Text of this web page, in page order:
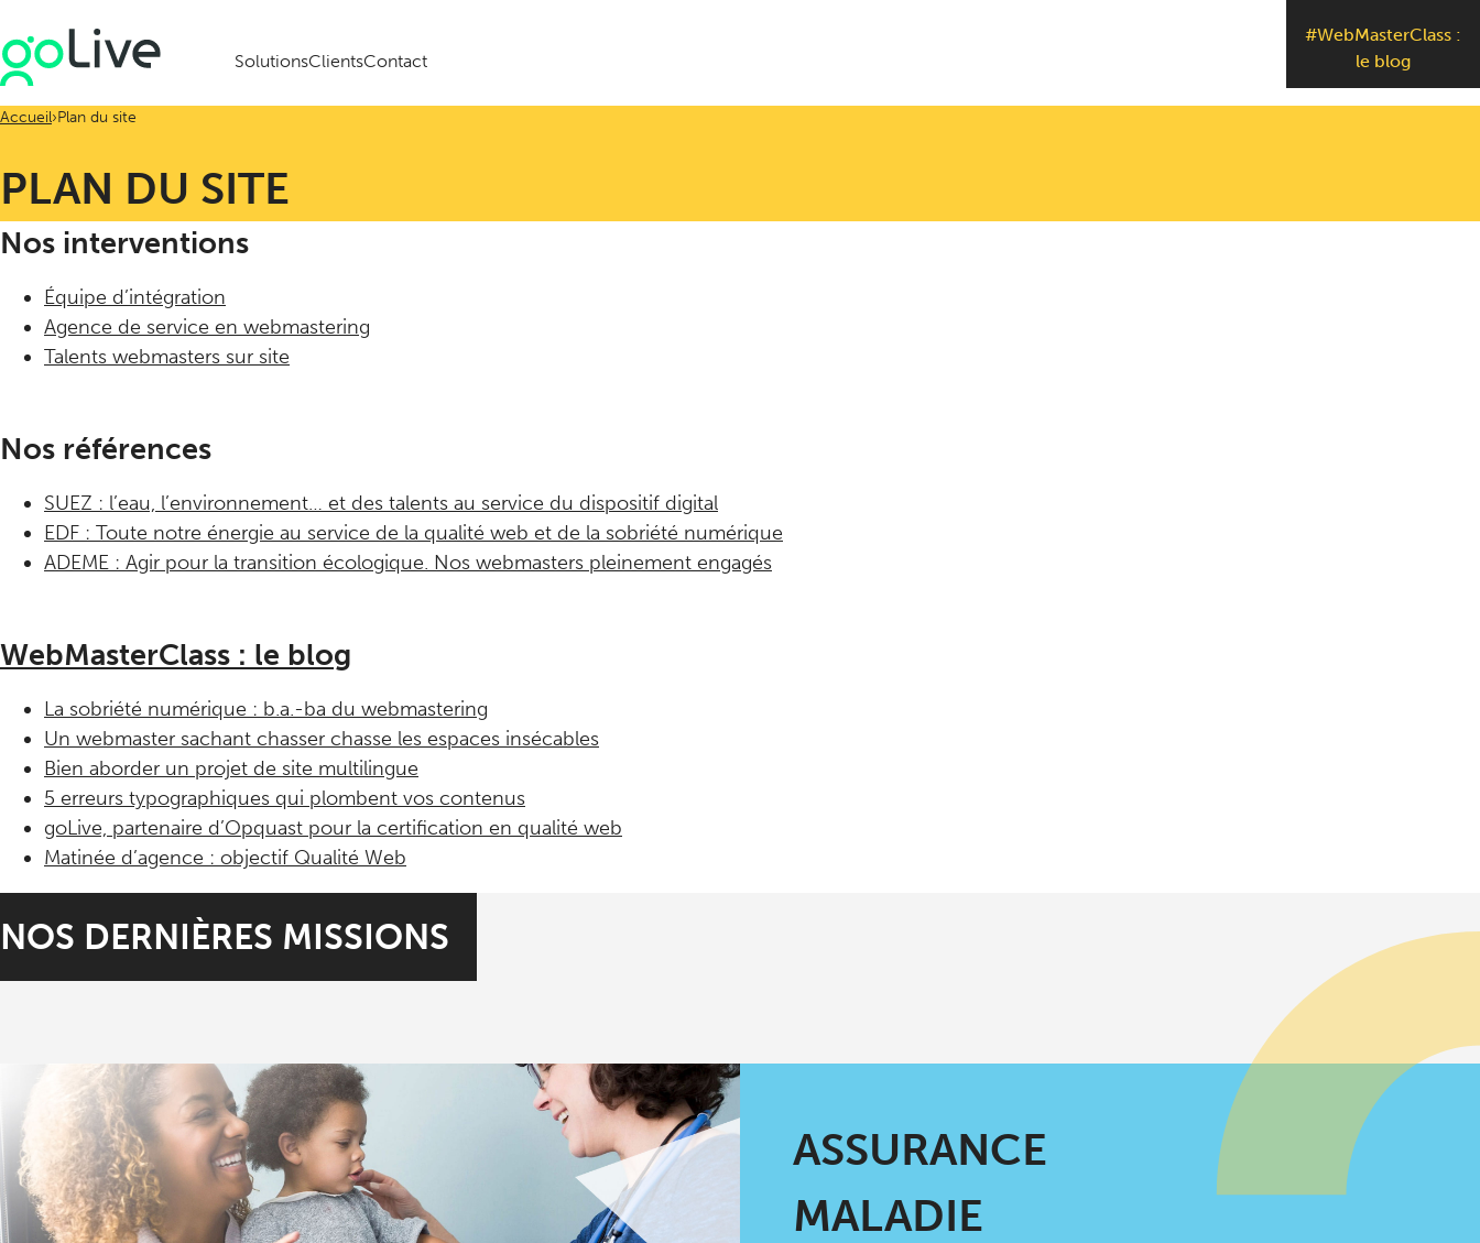
SolutionsClientsContact
#WebMasterClass :
le blog
Accueil Plan du site
PLAN DU SITE
Nos interventions
Équipe d’intégration
Agence de service en webmastering
Talents webmasters sur site
Nos références
SUEZ : l’eau, l’environnement… et des talents au service du dispositif digital
EDF : Toute notre énergie au service de la qualité web et de la sobriété numérique
ADEME : Agir pour la transition écologique. Nos webmasters pleinement engagés
WebMasterClass : le blog
La sobriété numérique : b.a.-ba du webmastering
Un webmaster sachant chasser chasse les espaces insécables
Bien aborder un projet de site multilingue
5 erreurs typographiques qui plombent vos contenus
goLive, partenaire d’Opquast pour la certification en qualité web
Matinée d’agence : objectif Qualité Web
NOS DERNIÈRES MISSIONS
ASSURANCE
MALADIE